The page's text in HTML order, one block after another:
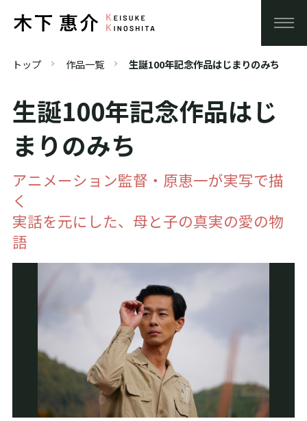
トップ 作品一覧 生誕100年記念作品はじまりのみち
生誕100年記念作品はじ
まりのみち
アニメーション監督・原恵一が実写で描
く
実話を元にした、母と子の真実の愛の物
語